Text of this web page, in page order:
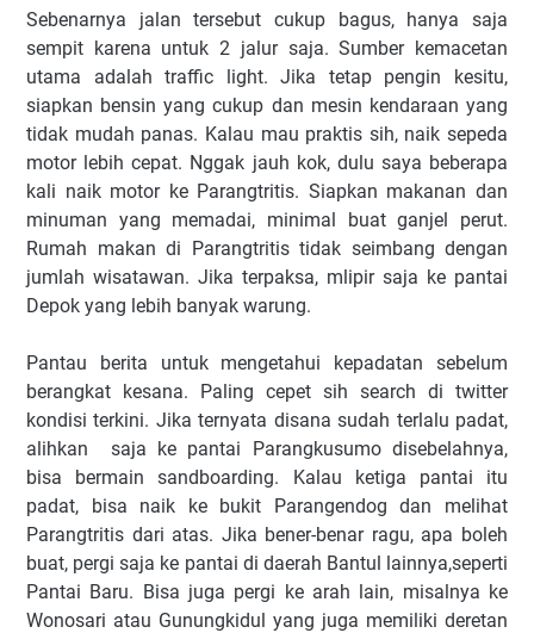
Sebenarnya jalan tersebut cukup bagus, hanya saja
sempit karena untuk 2 jalur saja. Sumber kemacetan
utama adalah traffic light. Jika tetap pengin kesitu,
siapkan bensin yang cukup dan mesin kendaraan yang
tidak mudah panas. Kalau mau praktis sih, naik sepeda
motor lebih cepat. Nggak jauh kok, dulu saya beberapa
kali naik motor ke Parangtritis. Siapkan makanan dan
minuman yang memadai, minimal buat ganjel perut.
Rumah makan di Parangtritis tidak seimbang dengan
jumlah wisatawan. Jika terpaksa, mlipir saja ke pantai
Depok yang lebih banyak warung.
Pantau berita untuk mengetahui kepadatan sebelum
berangkat kesana. Paling cepet sih search di twitter
kondisi terkini. Jika ternyata disana sudah terlalu padat,
alihkan saja ke pantai Parangkusumo disebelahnya,
bisa bermain sandboarding. Kalau ketiga pantai itu
padat, bisa naik ke bukit Parangendog dan melihat
Parangtritis dari atas. Jika bener-benar ragu, apa boleh
buat, pergi saja ke pantai di daerah Bantul lainnya,seperti
Pantai Baru. Bisa juga pergi ke arah lain, misalnya ke
Wonosari atau Gunungkidul yang juga memiliki deretan